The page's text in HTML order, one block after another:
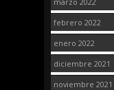
febrero 2022
enero 2022
diciembre 2021
noviembre 2021